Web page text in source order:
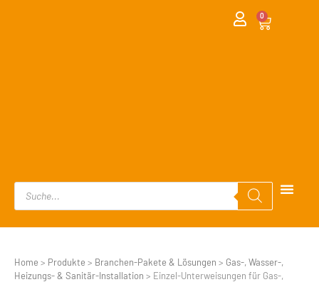
0
Home > Produkte > Branchen-Pakete & Lösungen > Gas-, Wasser-,
Heizungs- & Sanitär-Installation > Einzel-Unterweisungen für Gas-,